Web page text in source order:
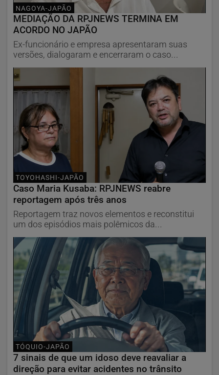
NAGOYA-JAPÃO
MEDIAÇÃO DA RPJNEWS TERMINA EM
ACORDO NO JAPÃO
Ex-funcionário e empresa apresentaram suas
versões, dialogaram e encerraram o caso...
TOYOHASHI-JAPÃO
Caso Maria Kusaba: RPJNEWS reabre
reportagem após três anos
Reportagem traz novos elementos e reconstitui
um dos episódios mais polêmicos da...
TÓQUIO-JAPÃO
7 sinais de que um idoso deve reavaliar a
direção para evitar acidentes no trânsito